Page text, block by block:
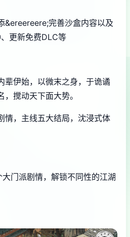
&ereereere;完善沙盒内容以及
更新免费DLC等
辈伊始，以微末之身，于诡谲
搅动天下面大势。
，主线五大结局，沈浸式体
门派剧情，解锁不同性的江湖